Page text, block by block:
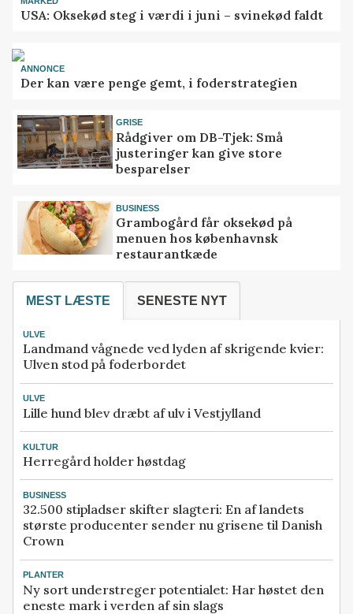
USA: Oksekød steg i værdi i juni – svinekød faldt
ANNONCE
Der kan være penge gemt, i foderstrategien
GRISE
Rådgiver om DB-Tjek: Små
justeringer kan give store
besparelser
BUSINESS
Grambogård får oksekød på
menuen hos københavnsk
restaurantkæde
MEST LÆSTE SENESTE NYT
ULVE
Landmand vågnede ved lyden af skrigende kvier:
Ulven stod på foderbordet
ULVE
Lille hund blev dræbt af ulv i Vestjylland
KULTUR
Herregård holder høstdag
BUSINESS
32.500 stipladser skifter slagteri: En af landets
største producenter sender nu grisene til Danish
Crown
PLANTER
Ny sort understreger potentialet: Har høstet den
eneste mark i verden af sin slags